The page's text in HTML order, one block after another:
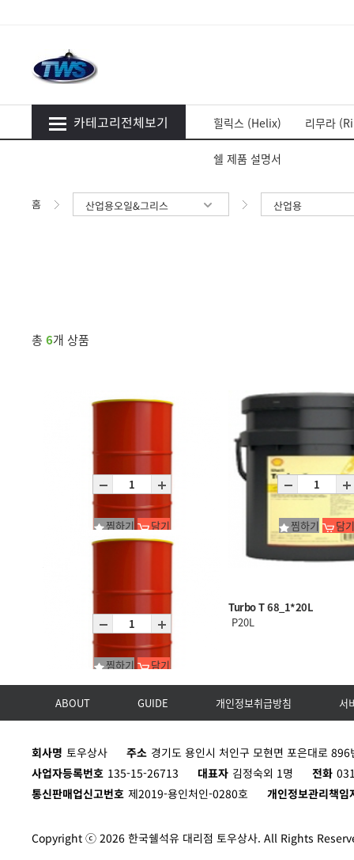
카테고리전체보기 힐릭스 (Helix) 리무라
쉘 제품 설명서
홈 산업용오일&그리스 산업용
총 6개 상품
찜하기 담기
Turbo T 68_1*20L
P20L
찜하기 담기
Turbo T 32_1*200L
D200L
찜하기 담기
ABOUT GUIDE 개인정보취급방침 서
회사명 토우상사 주소 경기도 용인시 처인구 모현면 포은대로
사업자등록번호 135-15-26713 대표자 김정숙외 1명 전화
통신판매업신고번호 제2019-용인처인-0280호 개인정보관리책임
Copyright ⓒ 2026 한국쉘석유 대리점 토우상사. All Rights